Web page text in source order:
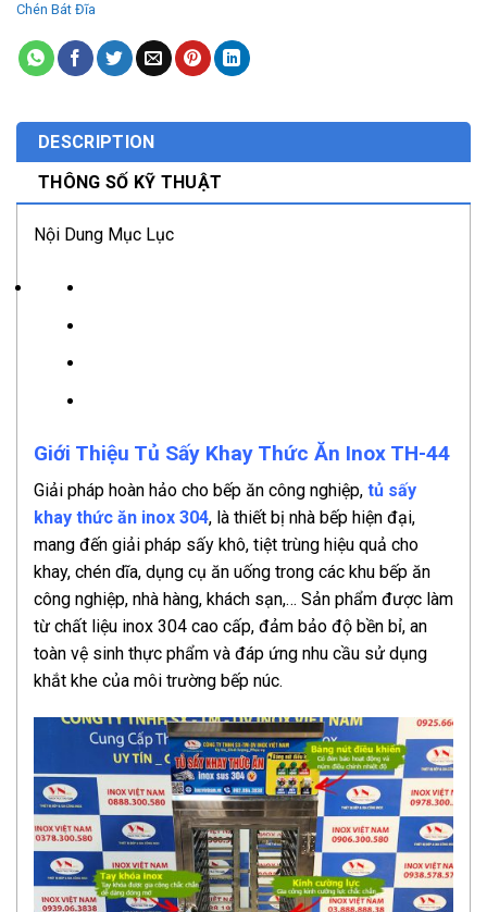
Chén Bát Đĩa
DESCRIPTION
THÔNG SỐ KỸ THUẬT
Nội Dung Mục Lục
Giới Thiệu Tủ Sấy Khay Thức Ăn Inox TH-44
Giải pháp hoàn hảo cho bếp ăn công nghiệp, tủ sấy
khay thức ăn inox 304, là thiết bị nhà bếp hiện đại,
mang đến giải pháp sấy khô, tiệt trùng hiệu quả cho
khay, chén dĩa, dụng cụ ăn uống trong các khu bếp ăn
công nghiệp, nhà hàng, khách sạn,… Sản phẩm được làm
từ chất liệu inox 304 cao cấp, đảm bảo độ bền bỉ, an
toàn vệ sinh thực phẩm và đáp ứng nhu cầu sử dụng
khắt khe của môi trường bếp núc.